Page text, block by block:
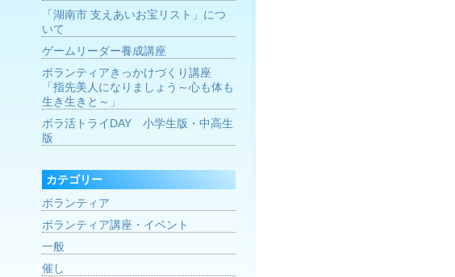
「湖南市 支えあいお宝リスト」につ
いて
ゲームリーダー養成講座
ボランティアきっかけづくり講座
「指先美人になりましょう～心も体も
生き生きと～」
ボラ活トライDAY 小学生版・中高生
版
カテゴリー
ボランティア
ボランティア講座・イベント
一般
催し